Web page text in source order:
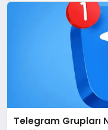
Telegram Grupları